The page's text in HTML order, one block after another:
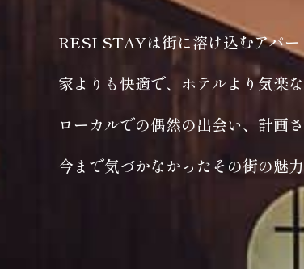
RESI STAYは街に溶け込むアパ
家よりも快適で、ホテルより気楽
ローカルでの偶然の出会い、計画
今まで気づかなかったその街の魅